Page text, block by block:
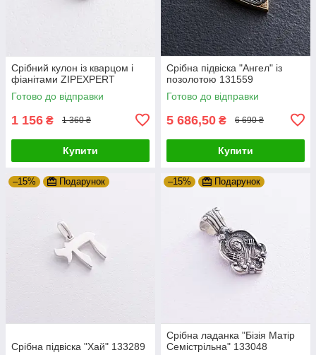
Срібний кулон із кварцом і
фіанітами ZIPEXPERT
Готово до відправки
1 156 ₴ 1 360 ₴
Купити
Срібна підвіска "Ангел" із
позолотою 131559
Готово до відправки
5 686,50 ₴ 6 690 ₴
Купити
–15% Подарунок
Срібна підвіска "Хай" 133289
–15% Подарунок
Срібна ладанка "Бізія Матір
Семістрільна" 133048